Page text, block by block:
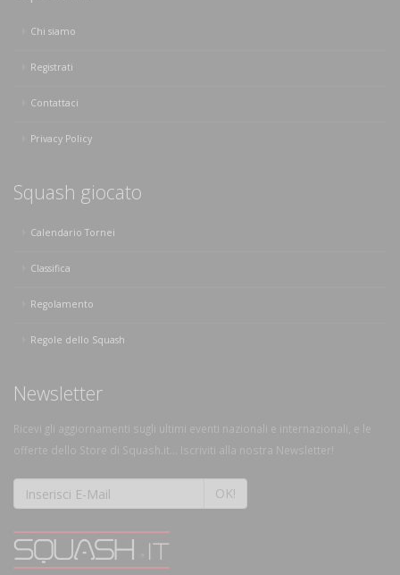
Chi siamo
Registrati
Contattaci
Privacy Policy
Squash giocato
Calendario Tornei
Classifica
Regolamento
Regole dello Squash
Newsletter
Ricevi gli aggiornamenti sugli ultimi eventi nazionali e internazionali, e le
offerte dello Store di Squash.it... Iscriviti alla nostra Newsletter!
OK!